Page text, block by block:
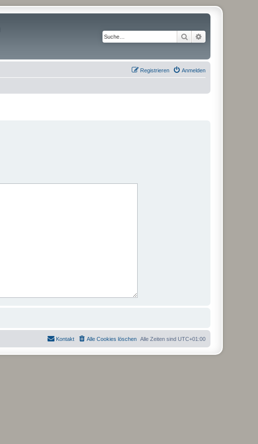
Suche
Anmelden
Registrieren
Alle Zeiten sind UTC+01:00
Alle Cookies löschen
Kontakt